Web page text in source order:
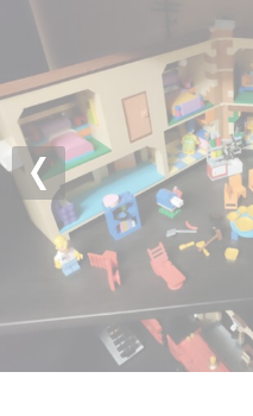
Previous